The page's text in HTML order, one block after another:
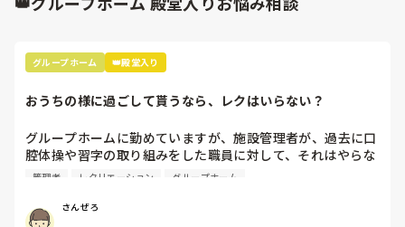
グループホーム 👑殿堂入り
おうちの様に過ごして貰うなら、レクはいらない？
グループホームに勤めていますが、施設管理者が、過去に口
腔体操や習字の取り組みをした職員に対して、それはやらな
くていいと言った、と話しており、「だって自宅でそんなこ
ら」と言っていました。この意見を皆さんはどう思われます
管理者 レクリエーション グループホーム
さんぜろ